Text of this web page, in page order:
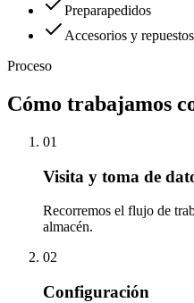
Preparapedidos
Accesorios y repuestos
Proceso
Cómo trabajamos
01
Visita y toma de
Recorremos el flujo de
almacén.
02
Configuración